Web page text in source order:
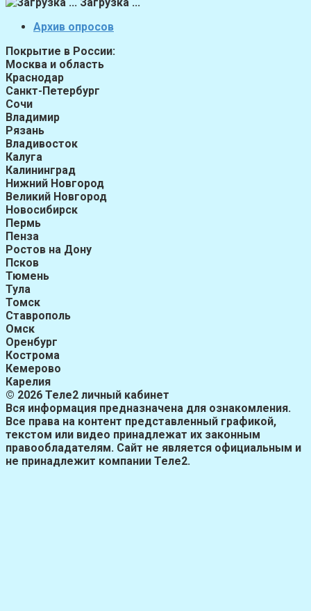
Архив опросов
Покрытие в России:
Москва и область
Краснодар
Санкт-Петербург
Сочи
Владимир
Рязань
Владивосток
Калуга
Калининград
Нижний Новгород
Великий Новгород
Новосибирск
Пермь
Пенза
Ростов на Дону
Псков
Тюмень
Тула
Томск
Ставрополь
Омск
Оренбург
Кострома
Кемерово
Карелия
© 2026 Теле2 личный кабинет
Вся информация предназначена для ознакомления.
Все права на контент представленный графикой,
текстом или видео принадлежат их законным
правообладателям. Сайт не является официальным и
не принадлежит компании Теле2.